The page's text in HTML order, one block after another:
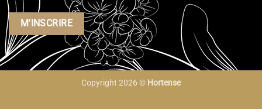
Copyright 2026 © Hortense